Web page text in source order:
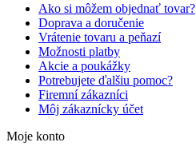
Ako si môžem objednať tovar?
Doprava a doručenie
Vrátenie tovaru a peňazí
Možnosti platby
Akcie a poukážky
Potrebujete ďalšiu pomoc?
Firemní zákazníci
Môj zákaznícky účet
Moje konto